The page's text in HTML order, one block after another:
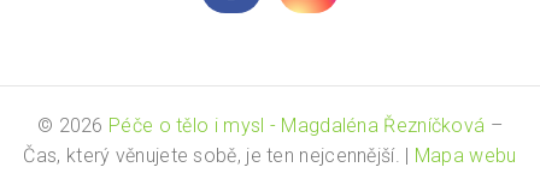
© 2026 Péče o tělo i mysl - Magdaléna Řezníčková –
Čas, který věnujete sobě, je ten nejcennější. | Mapa webu